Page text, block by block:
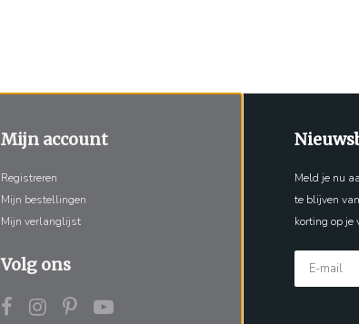
Mijn account
Registreren
Mijn bestellingen
Mijn verlanglijst
Volg ons
Meld je nu
te blijven
korting op je